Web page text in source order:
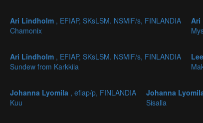
Ari Lindholm , EFIAP, SKsLSM. NSMiF/s, FINLANDIA
Chamonix
Ari
Ari Lindholm , EFIAP, SKsLSM. NSMiF/s, FINLANDIA
Sundew from Karkkila
Johanna Lyomila , efiap/p, FINLANDIA
Kuu
Johanna
Sisalla